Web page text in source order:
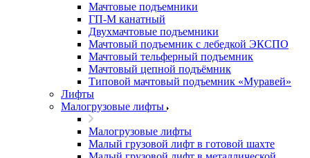
Мачтовые подъемники
ГП-М канатный
Двухмачтовые подъемники
Мачтовый подъемник с лебедкой ЭКСПО
Мачтовый тельферный подъемник
Мачтовый цепной подъёмник
Типовой мачтовый подъемник «Муравей»
Лифты
Малогрузовые лифты
Малогрузовые лифты
Малый грузовой лифт в готовой шахте